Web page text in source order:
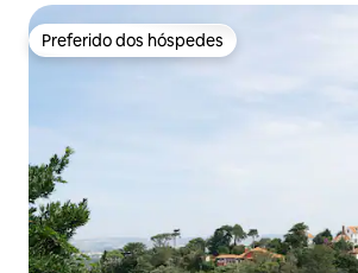
Preferido dos hóspedes
Preferido dos hóspedes